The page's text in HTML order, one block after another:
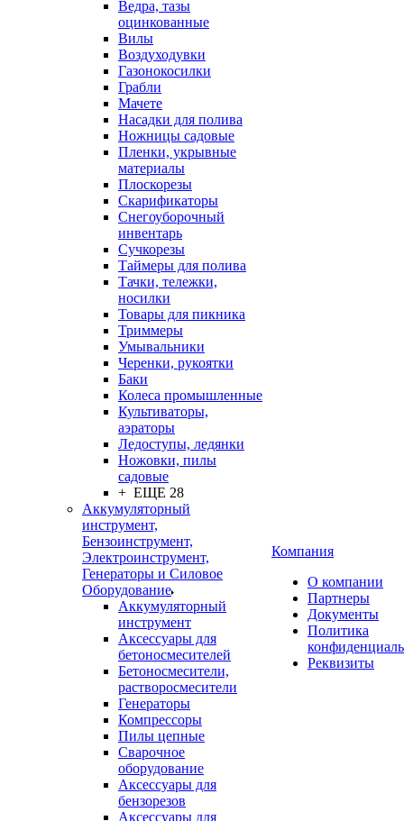
Ведра, тазы
оцинкованные
Вилы
Воздуходувки
Газонокосилки
Грабли
Мачете
Насадки для полива
Ножницы садовые
Пленки, укрывные
материалы
Плоскорезы
Скарификаторы
Снегоуборочный
инвентарь
Сучкорезы
Таймеры для полива
Тачки, тележки,
носилки
Товары для пикника
Триммеры
Умывальники
Черенки, рукоятки
Баки
Колеса промышленные
Культиваторы,
аэраторы
Ледоступы, ледянки
Ножовки, пилы
садовые
+ ЕЩЕ 28
Аккумуляторный
инструмент,
Бензоинструмент,
Электроинструмент,
Генераторы и Силовое
Оборудование
Аккумуляторный
инструмент
Аксессуары для
бетоносмесителей
Бетоносмесители,
растворосмесители
Генераторы
Компрессоры
Пилы цепные
Сварочное
оборудование
Аксессуары для
бензорезов
Аксессуары для
Компания
О компании
Партнеры
Документы
Политика
Реквизиты